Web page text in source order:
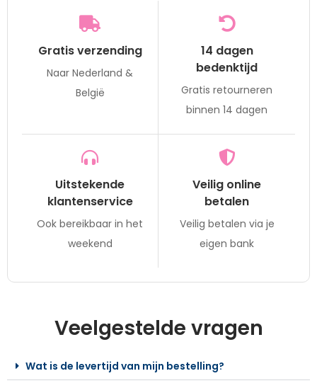
Gratis verzending
Naar Nederland &
België
14 dagen
bedenktijd
Gratis retourneren
binnen 14 dagen
Uitstekende
klantenservice
Ook bereikbaar in het
weekend
Veilig online
betalen
Veilig betalen via je
eigen bank
Veelgestelde vragen
Wat is de levertijd van mijn bestelling?